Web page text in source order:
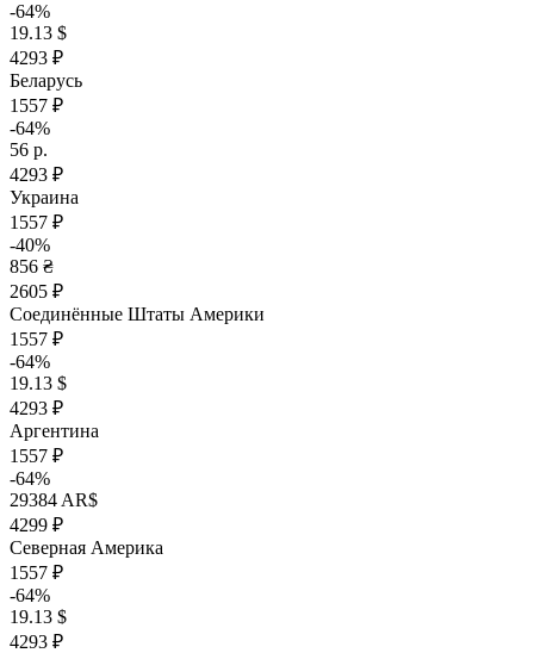
-64%
19.13 $
4293 ₽
Беларусь
1557 ₽
-64%
56 р.
4293 ₽
Украина
1557 ₽
-40%
856 ₴
2605 ₽
Соединённые Штаты Америки
1557 ₽
-64%
19.13 $
4293 ₽
Аргентина
1557 ₽
-64%
29384 AR$
4299 ₽
Северная Америка
1557 ₽
-64%
19.13 $
4293 ₽